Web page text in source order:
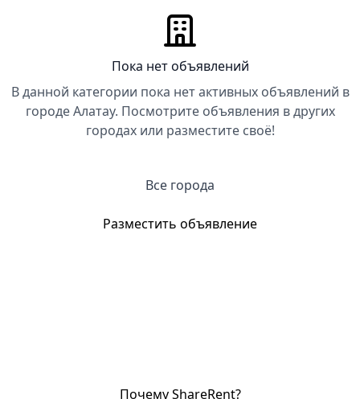
Пока нет объявлений
В данной категории пока нет активных объявлений в
городе Алатау. Посмотрите объявления в других
городах или разместите своё!
Все города
Разместить объявление
Почему ShareRent?